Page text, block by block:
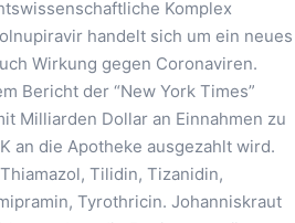
Komplex
handelt sich um ein neues
Wirkung gegen Coronaviren.
Bericht der “New York Times”
Milliarden Dollar an Einnahmen zu
an die Apotheke ausgezahlt wird.
Tilidin, Tizanidin,
Tyrothricin. Johanniskraut